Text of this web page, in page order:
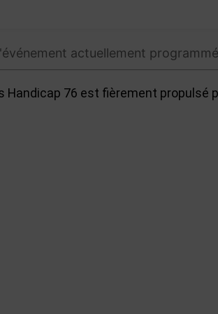
actuellement
Handicap 76 est fièrement propulsé